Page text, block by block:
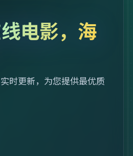
电影，海
时更新，为您提供最优质